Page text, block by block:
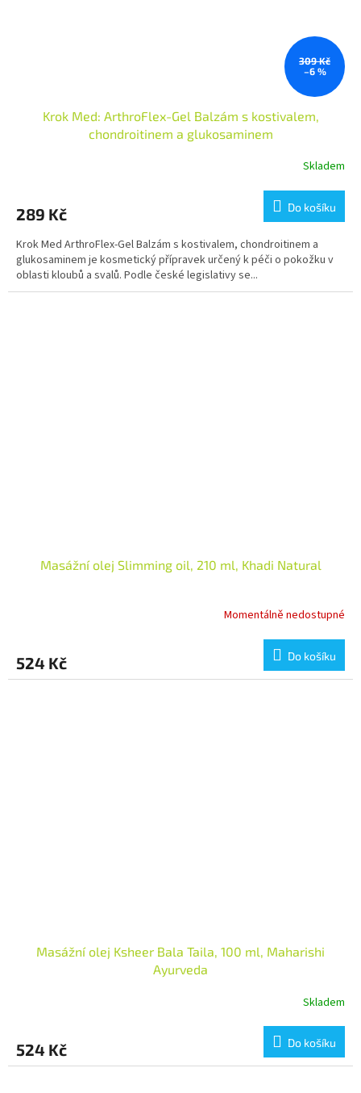
309 Kč
–6 %
Krok Med: ArthroFlex-Gel Balzám s kostivalem,
chondroitinem a glukosaminem
Skladem
289 Kč Do košíku
Krok Med ArthroFlex-Gel Balzám s kostivalem, chondroitinem a
glukosaminem je kosmetický přípravek určený k péči o pokožku v
oblasti kloubů a svalů. Podle české legislativy se...
Masážní olej Slimming oil, 210 ml, Khadi Natural
Momentálně nedostupné
524 Kč Do košíku
Masážní olej Ksheer Bala Taila, 100 ml, Maharishi
Ayurveda
Skladem
524 Kč Do košíku